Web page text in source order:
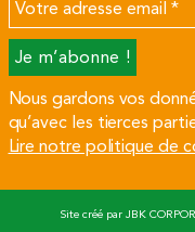
email
Nous gardons vos
qu’avec les tierces
Lire notre politique de
Site créé par JBK